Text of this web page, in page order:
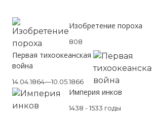
Изобретение пороха
808
Первая тихоокеанская
война
14.04.1864—10.05.1866
Империя инков
1438 - 1533 годы